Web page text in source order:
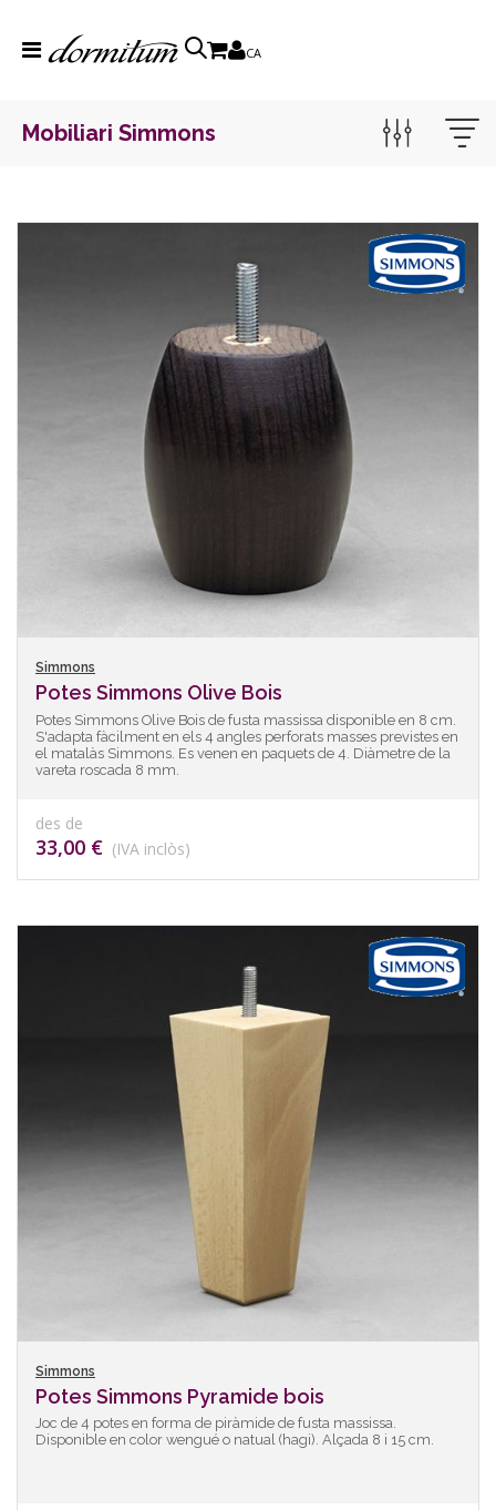
CA
Mobiliari Simmons
Simmons
Potes Simmons Olive Bois
Potes Simmons Olive Bois de fusta massissa disponible en 8 cm.
S'adapta fàcilment en els 4 angles perforats masses previstes en
el matalàs Simmons. Es venen en paquets de 4. Diàmetre de la
vareta roscada 8 mm.
des de
33,00 € (IVA inclòs)
Simmons
Potes Simmons Pyramide bois
Joc de 4 potes en forma de piràmide de fusta massissa.
Disponible en color wengué o natual (hagi). Alçada 8 i 15 cm.